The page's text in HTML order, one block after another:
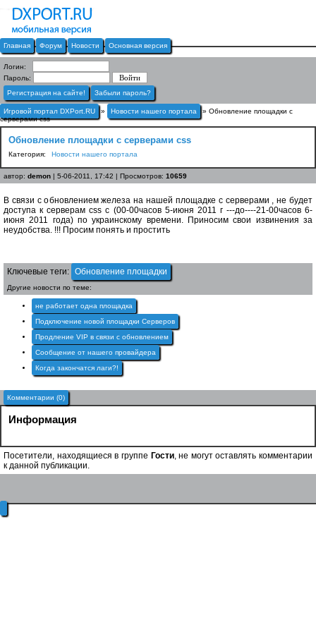
Главная Форум Новости Основная версия
Логин:
Пароль:
Регистрация на сайте!
Забыли пароль?
Игровой портал DXPort.RU » Новости нашего портала
» Обновление площадки с
серверами css
Обновление площадки с серверами css
Категория: Новости нашего портала
автор: demon | 5-06-2011, 17:42 | Просмотров: 10659
В связи с обновлением железа на нашей площадке с серверами , не будет
доступа к серверам css c (00-00часов 5-июня 2011 г ---до----21-00часов 6-
июня 2011 года) по украинскому времени. Приносим свои извинения за
неудобства. !!! Просим понять и простить
Ключевые теги: Обновление площадки
Другие новости по теме:
не работает одна площадка
Подключение новой площадки Серверов
Продление VIP в связи с обновлением
Сообщение от нашего провайдера
Когда закончатся лаги?!
Комментарии (0)
Информация
Посетители, находящиеся в группе Гости, не могут оставлять комментарии
к данной публикации.